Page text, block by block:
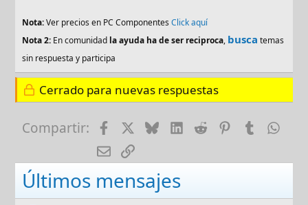
Nota:Ver precios en PC ComponentesClick aquí
Nota 2: En comunidad la ayuda ha de ser reciproca, busca temas
sin respuesta y participa
Cerrado para nuevas respuestas
Compartir: FacebookBlueskyLinkedIn
RedditPinterest
Tumblr
E-mailEnlace
Últimos mensajes